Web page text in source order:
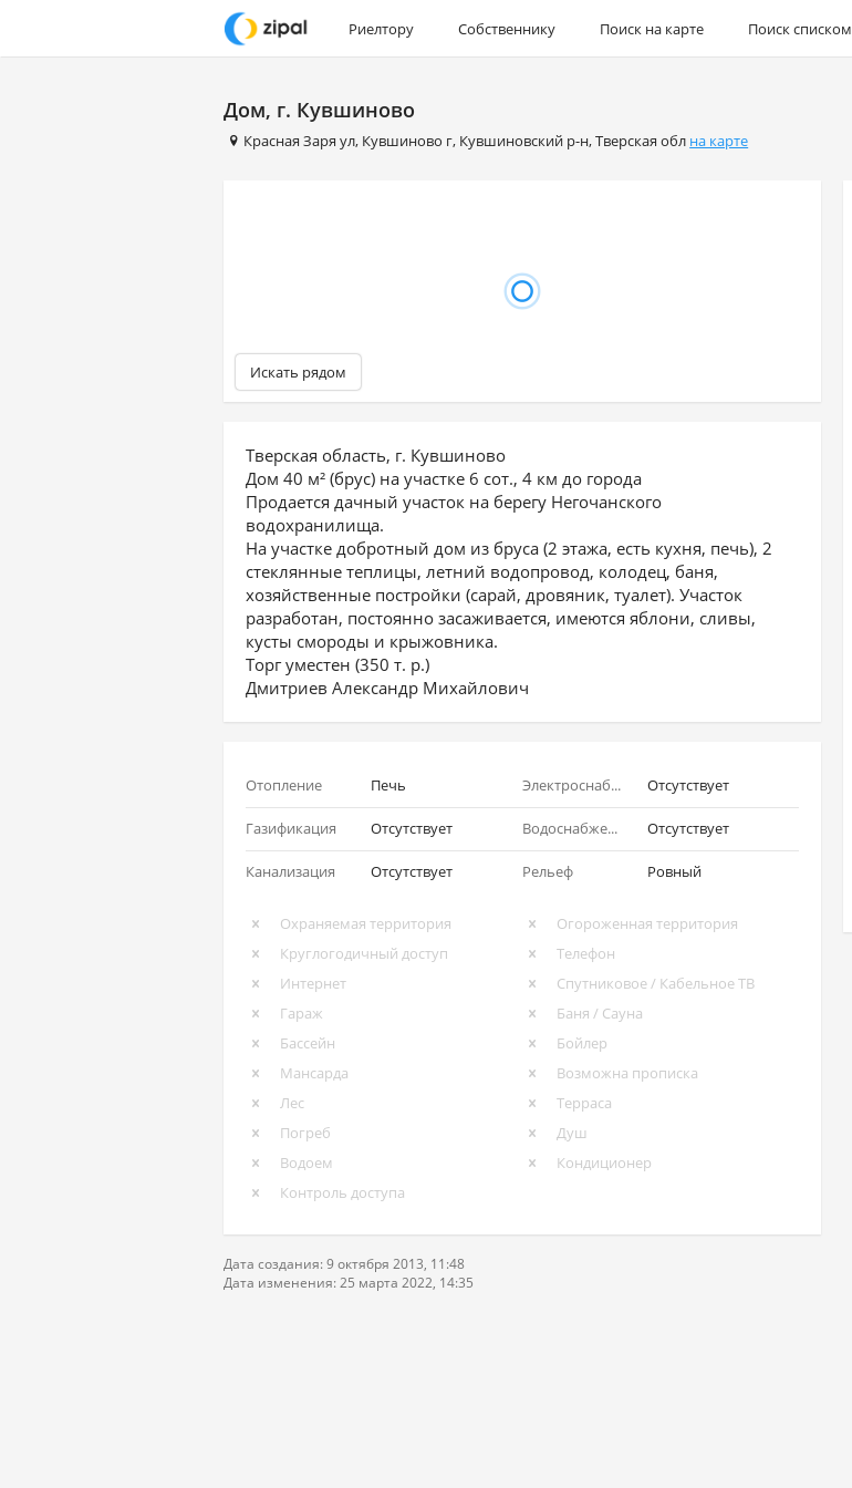
Риелтору Собственнику Поиск на карте Поиск списком
Дом, г. Кувшиново
Красная Заря ул, Кувшиново г, Кувшиновский р-н,Тверская обл на карте
Искать рядом
Тверская область, г. Кувшиново
Дом 40 м² (брус) на участке 6 сот., 4 км до города
Продается дачный участок на берегу Негочанского
водохранилища.
На участке добротный дом из бруса (2 этажа, есть кухня, печь), 2
стеклянные теплицы, летний водопровод, колодец, баня,
хозяйственные постройки (сарай, дровяник, туалет). Участок
разработан, постоянно засаживается, имеются яблони, сливы,
кусты смороды и крыжовника.
Торг уместен (350 т. р.)
Дмитриев Александр Михайлович
Отопление Печь Электроснабжение Отсутствует
Газификация Отсутствует Водоснабжение Отсутствует
Канализация Отсутствует Рельеф Ровный
Охраняемая территория
Огороженная территория
Круглогодичный доступ
Телефон
Интернет
Спутниковое / Кабельное ТВ
Гараж
Баня / Сауна
Бассейн
Бойлер
Мансарда
Возможна прописка
Лес
Терраса
Погреб
Душ
Водоем
Кондиционер
Контроль доступа
Дата создания: 9 октября 2013, 11:48
Дата изменения: 25 марта 2022, 14:35